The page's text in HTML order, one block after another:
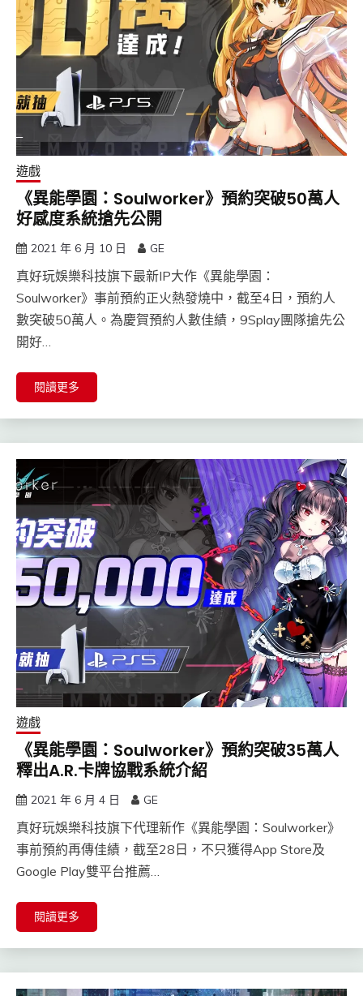
遊戲
《異能學園：Soulworker》預約突破50萬人
好感度系統搶先公開
2021 年 6 月 10 日 GE
真好玩娛樂科技旗下最新IP大作《異能學園：
Soulworker》事前預約正火熱發燒中，截至4日，預約人
數突破50萬人。為慶賀預約人數佳績，9Splay團隊搶先公
開好…
閱讀更多
遊戲
《異能學園：Soulworker》預約突破35萬人
釋出A.R.卡牌協戰系統介紹
2021 年 6 月 4 日 GE
真好玩娛樂科技旗下代理新作《異能學園：Soulworker》
事前預約再傳佳績，截至28日，不只獲得App Store及
Google Play雙平台推薦…
閱讀更多